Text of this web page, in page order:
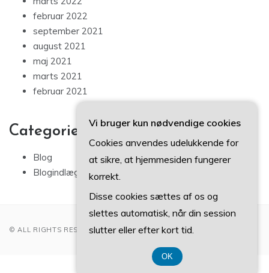
februar 2022
september 2021
august 2021
maj 2021
marts 2021
februar 2021
Categories
Blog
Blogindlæg
© ALL RIGHTS RESERVED 2022
Vi bruger kun nødvendige cookies
Cookies anvendes udelukkende for
at sikre, at hjemmesiden fungerer
korrekt.
Disse cookies sættes af os og
slettes automatisk, når din session
slutter eller efter kort tid.
OK